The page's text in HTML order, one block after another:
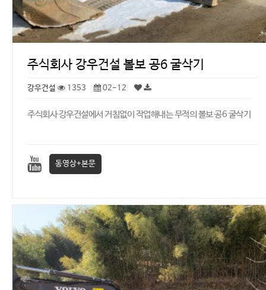
주식회사 강우건설 볼보 공6 굴삭기
강우건설 1353 02-12
주식회사 강우건설에서 거침없이 작업해내는 무적의 볼보 공6 굴삭기
동영상+본문